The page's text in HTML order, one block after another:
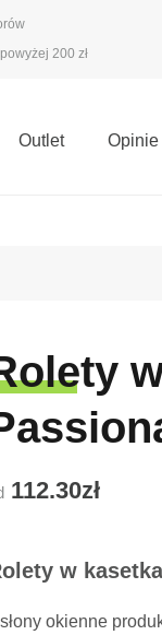
200 zł
Outlet Opinie
112.30zł
w
okienne